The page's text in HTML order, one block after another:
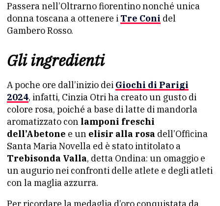
Passera nell’Oltrarno fiorentino nonché unica
donna toscana a ottenere i Tre Coni del
Gambero Rosso.
Gli ingredienti
A poche ore dall’inizio dei Giochi di Parigi
2024, infatti, Cinzia Otri ha creato un gusto di
colore rosa, poiché a base di latte di mandorla
aromatizzato con lamponi freschi
dell’Abetone e un elisir alla rosa dell’Officina
Santa Maria Novella ed è stato intitolato a
Trebisonda Valla, detta Ondina: un omaggio e
un augurio nei confronti delle atlete e degli atleti
con la maglia azzurra.